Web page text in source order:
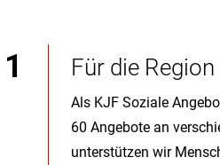
Für die
Als KJF Soziale
60 Angebote an
unterstützen wir